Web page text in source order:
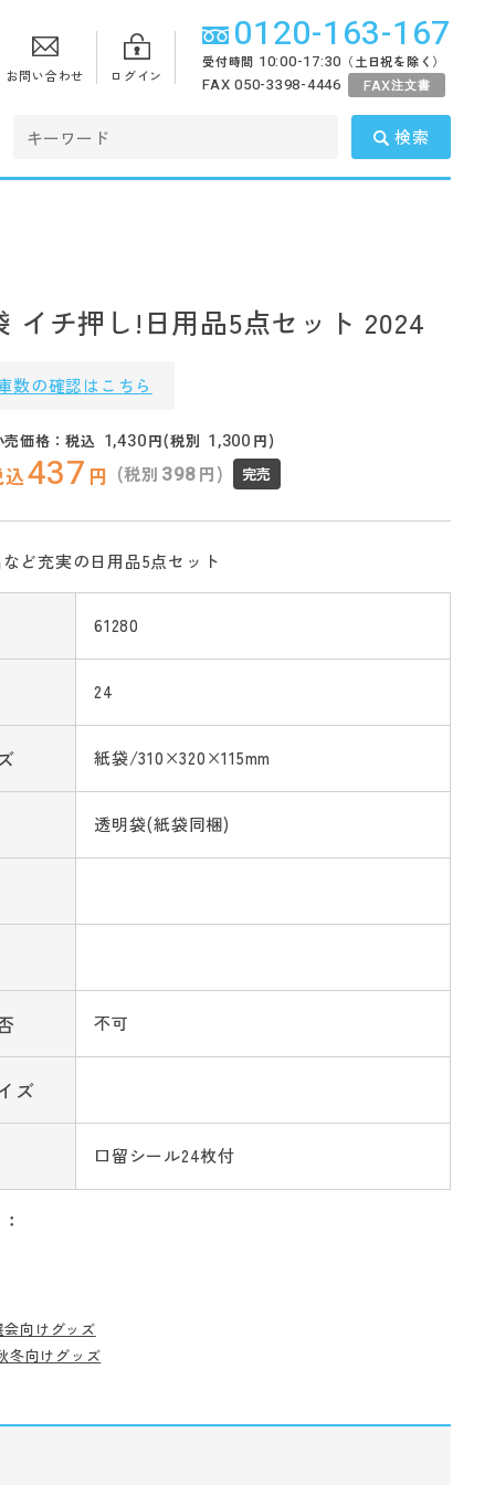
お問い合わせ ログイン
0120-163-167
受付時間 10:00-17:30 （土日祝を除く）
FAX 050-3398-4446 FAX注文書
検索
イチ押し!日用品5点セット 2024
数の確認はこちら
価格：税込 1,430円(税別 1,300 円)
込437 円 (税別 398円) 完売
ど充実の日用品5点セット
61280
24
紙袋/310×320×115mm
透明袋(紙袋同梱)
不可
ズ
口留シール24枚付
向けグッズ
冬向けグッズ